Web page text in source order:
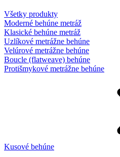
Všetky produkty
Moderné behúne metráž
Klasické behúne metráž
Uzlíkové metrážne behúne
Velúrové metrážne behúne
Boucle (flatweave) behúne
Protišmykové metrážne behúne
Kusové behúne